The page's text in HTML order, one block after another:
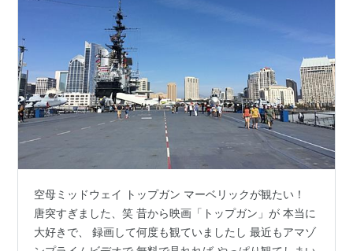
空母ミッドウェイ トップガン マーベリックが観たい！
唐突すぎました、笑 昔から映画「トップガン」が 本当に
大好きで、 録画して何度も観ていましたし 最近もアマゾ